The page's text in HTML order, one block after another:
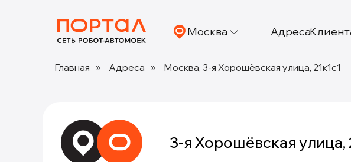
Москва Адреса
Главная » Адреса » Москва, 3-я Хорошёвская улица, 21к1с1
3-я Хорошёвская улица,